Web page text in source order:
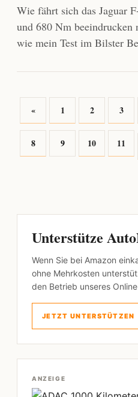
Wie fährt sich das Jaguar
und 680 Nm beeindrucken
wie mein Test im Bilster
« 1 2 3
8 9 10 11
Unterstütze
Wenn Sie bei Amazon
ohne Mehrkosten
den Betrieb unseres
JETZT UNTERSTÜTZEN
ANZEIGE